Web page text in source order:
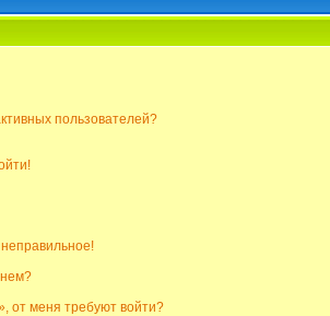
пользователей?
от меня требуют войти?